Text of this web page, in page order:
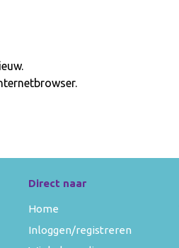
Direct naar
Home
Inloggen/registreren